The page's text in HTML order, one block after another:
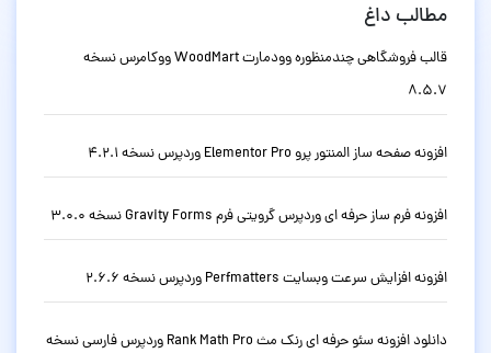
مطالب داغ
قالب فروشگاهی چندمنظوره وودمارت WoodMart ووکامرس نسخه
8.5.7
افزونه صفحه ساز المنتور پرو Elementor Pro وردپرس نسخه 4.2.1
افزونه فرم ساز حرفه ای وردپرس گرویتی فرم Gravity Forms نسخه 3.0.0
افزونه افزایش سرعت وبسایت Perfmatters وردپرس نسخه 2.6.6
دانلود افزونه سئو حرفه ای رنک مث Rank Math Pro وردپرس فارسی نسخه